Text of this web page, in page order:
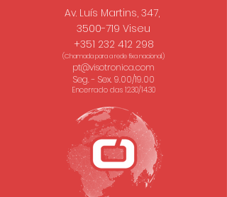
Av. Luís Martins, 347,
3500-719 Viseu
+351 232 412 298
(Chamada para a rede fixa nacional.)
pt@visotronica.com
Seg. - Sex. 9.00/19.00
Encerrado das 12.30/14.30